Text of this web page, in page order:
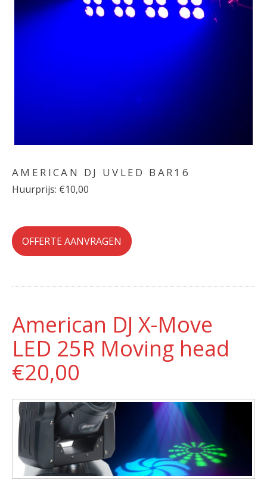
AMERICAN DJ UVLED BAR16
Huurprijs: €10,00
OFFERTE AANVRAGEN
American DJ X-Move
LED 25R Moving head
€20,00